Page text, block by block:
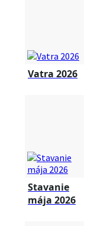
Vatra 2026
Stavanie
mája 2026